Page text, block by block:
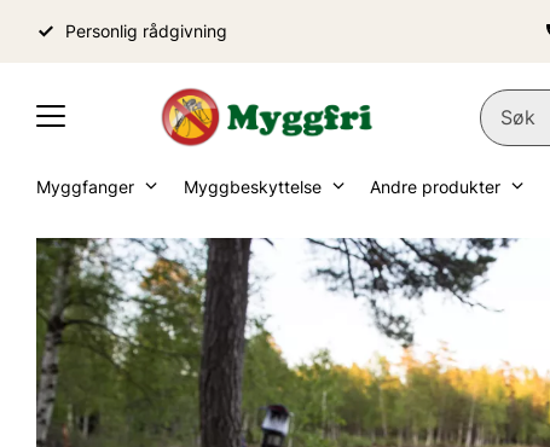
Personlig rådgivning
Myggfanger Myggbeskyttelse Andre produkter